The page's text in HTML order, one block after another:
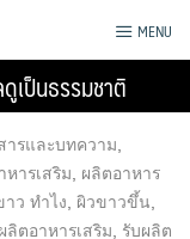
MENU
เป็นธรรมชาติ
ารและบทความ
หารเสริม
ผลิตอาหาร
าว ทําไง ผิวขาวขึ้น
ลิตอาหารเสริม
รับผลิต